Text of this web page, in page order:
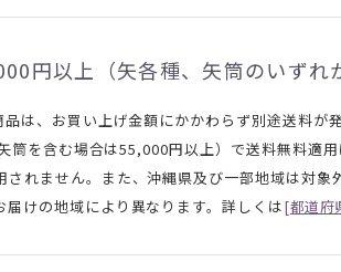
円以上（矢各種、矢筒のいず
は、お買い上げ金額にかかわらず別途送料が
筒を含む場合は55,000円以上）で送料無料適
れません。また、沖縄県及び一部地域は対象
けの地域により異なります。詳しくは[都道府